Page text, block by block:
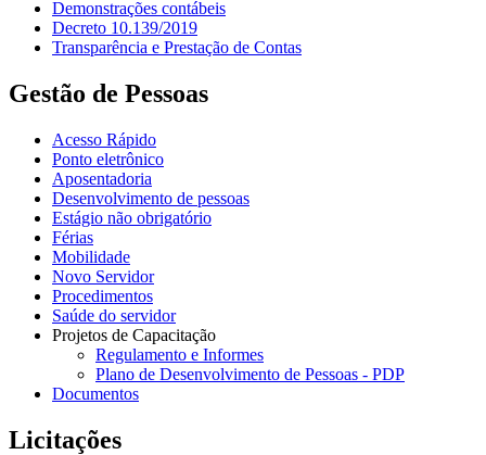
Demonstrações contábeis
Decreto 10.139/2019
Transparência e Prestação de Contas
Gestão de Pessoas
Acesso Rápido
Ponto eletrônico
Aposentadoria
Desenvolvimento de pessoas
Estágio não obrigatório
Férias
Mobilidade
Novo Servidor
Procedimentos
Saúde do servidor
Projetos de Capacitação
Regulamento e Informes
Plano de Desenvolvimento de Pessoas - PDP
Documentos
Licitações